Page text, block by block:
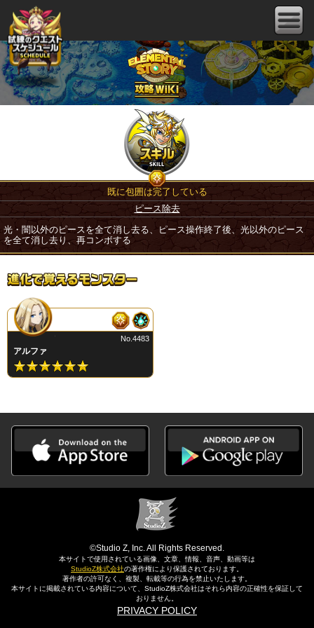
既に包囲は完了している
ピース除去
光・闇以外のピースを全て消し去る、ピース操作終了後、光以外のピース
を全て消し去り、再コンボする
アルファ
No.4483
©Studio Z, Inc. All Rights Reserved.
本サイトで使用されている画像、文章、情報、音声、動画等は
StudioZ株式会社の著作権により保護されております。
著作者の許可なく、複製、転載等の行為を禁止いたします。
本サイトに掲載されている内容について、StudioZ株式会社はそれら内容の正確性を保証して
おりません。
PRIVACY POLICY